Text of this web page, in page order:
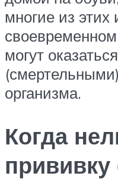
многие из
могут
организма.
Когда
прививку